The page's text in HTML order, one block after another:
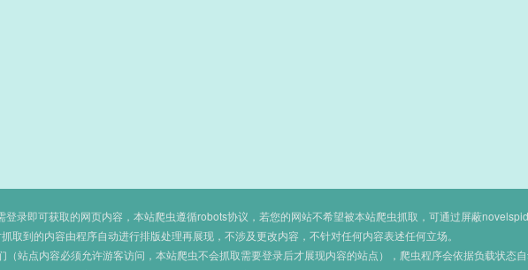
录即可获取的网页内容，本站爬虫遵循robots协议，若您的网站不希望被本站爬虫抓取，可通过屏蔽
取到的内容由程序自动进行排版处理再展现，不涉及更改内容，不针对任何内容表述任何立场。
站点内容必须允许游客访问，本站爬虫不会抓取需要登录后才展现内容的站点），爬虫程序会依据负载状态自